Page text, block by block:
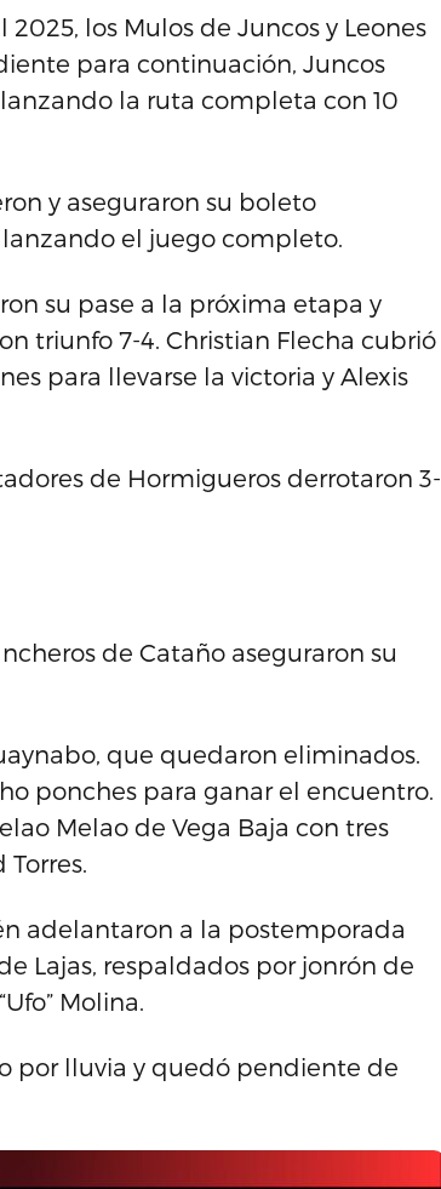
los Mulos de Juncos y Leones
para continuación, Juncos
la ruta completa con 10
y aseguraron su boleto
el juego completo.
su pase a la próxima etapa y
triunfo 7-4. Christian Flecha cubrió
para llevarse la victoria y Alexis
de Hormigueros derrotaron 3-
de Cataño aseguraron su
que quedaron eliminados.
ponches para ganar el encuentro.
Melao de Vega Baja con tres
adelantaron a la postemporada
Lajas, respaldados por jonrón de
Molina.
por lluvia y quedó pendiente de